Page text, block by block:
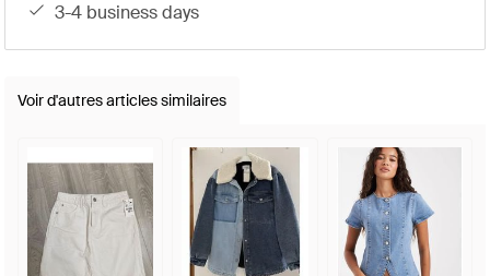
3-4 business days
Voir d'autres articles similaires